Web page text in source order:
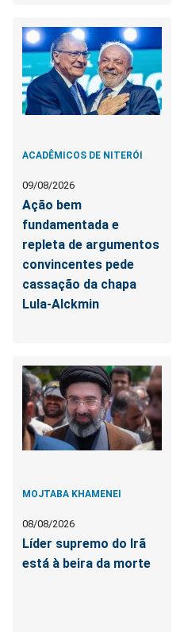
ACADÊMICOS DE NITERÓI
09/08/2026
Ação bem
fundamentada e
repleta de argumentos
convincentes pede
cassação da chapa
Lula-Alckmin
MOJTABA KHAMENEI
08/08/2026
Líder supremo do Irã
está à beira da morte